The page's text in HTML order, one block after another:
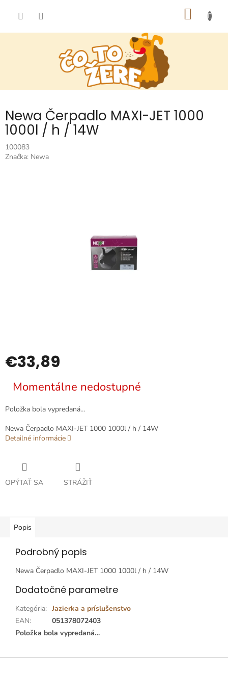
Newa Čerpadlo MAXI-JET 1000
1000l / h / 14W
100083
Značka: Newa
€33,89
cena:
Momentálne nedostupné
Položka bola vypredaná…
Newa Čerpadlo MAXI-JET 1000 1000l / h / 14W
Detailné informácie
OPÝTAŤ SA STRÁŽIŤ
Popis
Podrobný popis
Newa Čerpadlo MAXI-JET 1000 1000l / h / 14W
Dodatočné parametre
Kategória: Jazierka a príslušenstvo
EAN:
051378072403
Položka bola vypredaná…
Z